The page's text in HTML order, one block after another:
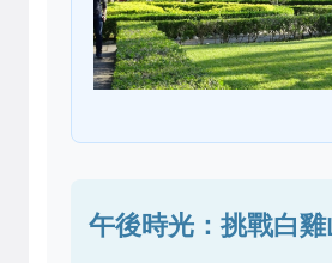
午後時光：挑戰白